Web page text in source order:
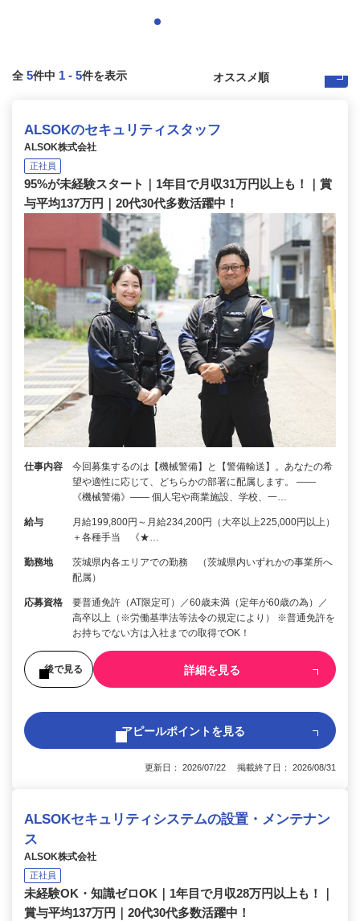
全 5件中 1 - 5件を表示
ALSOKのセキュリティスタッフ
ALSOK株式会社
正社員
95%が未経験スタート｜1年目で月収31万円以上も！｜賞
与平均137万円｜20代30代多数活躍中！
仕事内容
今回募集するのは【機械警備】と【警備輸送】。あなたの希
望や適性に応じて、どちらかの部署に配属します。 ――
《機械警備》―― 個人宅や商業施設、学校、一…
給与
月給199,800円～月給234,200円（大卒以上225,000円以上）
＋各種手当 《★…
勤務地
茨城県内各エリアでの勤務 （茨城県内いずれかの事業所へ
配属）
応募資格
要普通免許（AT限定可）／60歳未満（定年が60歳の為）／
高卒以上（※労働基準法等法令の規定により） ※普通免許を
お持ちでない方は入社までの取得でOK！
後で見る 詳細を見る
アピールポイントを見る
更新日： 2026/07/22 掲載終了日： 2026/08/31
ALSOKセキュリティシステムの設置・メンテナン
ス
ALSOK株式会社
正社員
未経験OK・知識ゼロOK｜1年目で月収28万円以上も！｜
賞与平均137万円｜20代30代多数活躍中！